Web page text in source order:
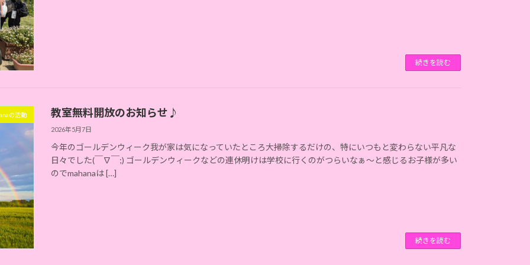
続きを読む
の活動 教室無料開放のお知らせ♪
2026年5月7日
今年のゴールデンウィーク我が家は気になっていたところ大掃除するだけの、特にいつもと変わらない平凡な
日々でした(￣∇￣;) ゴールデンウィークなどの連休明けは学校に行くのがつらいなぁ～と感じるお子様が多い
のでmahanaは […]
続きを読む